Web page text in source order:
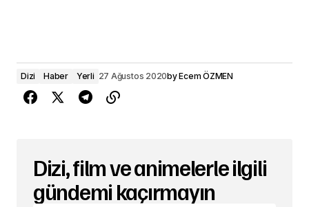
Dizi Haber Yerli 27 Ağustos 2020byEcem ÖZMEN
Dizi, film ve animelerle ilgili
gündemi kaçırmayın